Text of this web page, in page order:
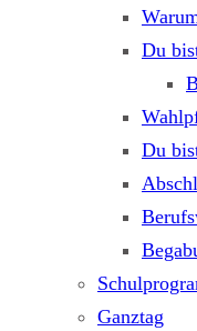
Du
Du
Ganztag